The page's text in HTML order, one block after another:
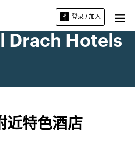
登录 / 加入
Drach Hotels
近特色酒店